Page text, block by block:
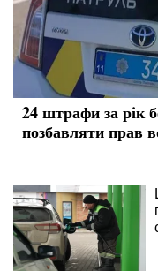
24 штрафи за рік
позбавляти прав